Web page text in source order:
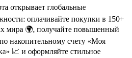
открывает глобальные
оплачивайте покупки в 150+
мира 🌍, получайте повышенный
накопительному счету «Моя
📈 и оформляйте стильное